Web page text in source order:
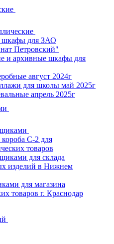
шкафы для ЗАО
Петровский"
и архивные шкафы для
август 2024г
для школы май 2025г
апрель 2025г
С-2 для
товаров
для склада
изделий в Нижнем
для магазина
товаров г. Краснодар